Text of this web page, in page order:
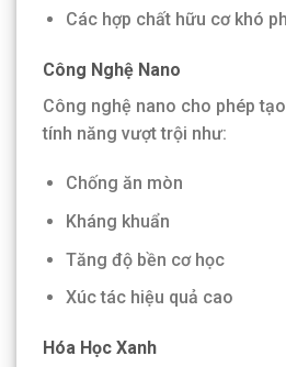
Các hợp chất hữu cơ khó
Công Nghệ Nano
Công nghệ nano cho phép
tính năng vượt trội như:
Chống ăn mòn
Kháng khuẩn
Tăng độ bền cơ học
Xúc tác hiệu quả cao
Hóa Học Xanh